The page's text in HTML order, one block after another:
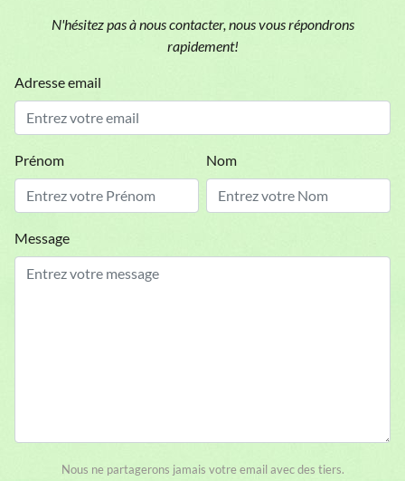
N'hésitez pas à nous contacter, nous vous répondrons
rapidement!
Adresse email
Prénom Nom
Message
Nous ne partagerons jamais votre email avec des tiers.